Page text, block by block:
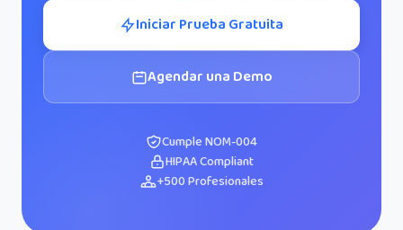
Iniciar Prueba Gratuita
Agendar una Demo
Cumple NOM-004
HIPAA Compliant
+500 Profesionales